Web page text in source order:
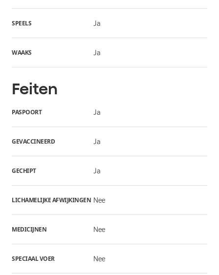
SPEELS Ja
WAAKS Ja
Feiten
PASPOORT Ja
GEVACCINEERD Ja
GECHIPT Ja
LICHAMELIJKE AFWIJKINGEN Nee
MEDICIJNEN Nee
SPECIAAL VOER Nee